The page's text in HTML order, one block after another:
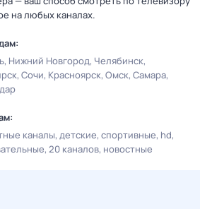
на любых каналах.
Нижний Новгород Челябинск
Сочи Красноярск Омск Самара
каналы детские спортивные hd
20 каналов новостные